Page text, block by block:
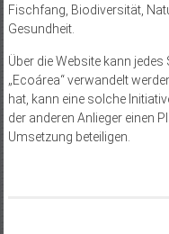
Fischfang, Biodiversität,
Gesundheit.
Über die Website kann
„Ecoárea“ verwandelt
hat, kann eine solche
der anderen Anlieger einen
Umsetzung beteiligen.